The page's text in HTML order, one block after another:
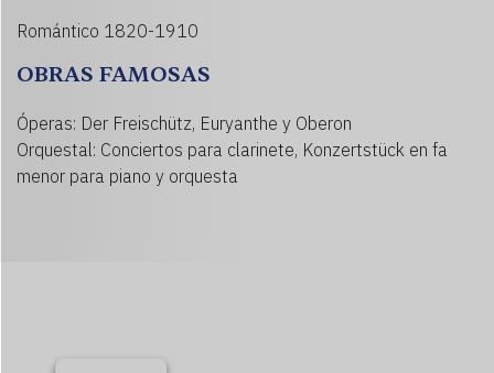
Romántico 1820-1910
OBRAS FAMOSAS
Óperas: Der Freischütz, Euryanthe y Oberon
Orquestal: Conciertos para clarinete, Konzertstück en fa
menor para piano y orquesta